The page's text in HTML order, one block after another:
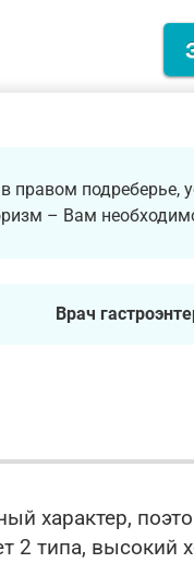
подреберье,
– Вам
Врач
характер,
типа, высокий